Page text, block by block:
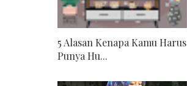
5 Alasan Kenapa Kamu Harus
Punya Hu...